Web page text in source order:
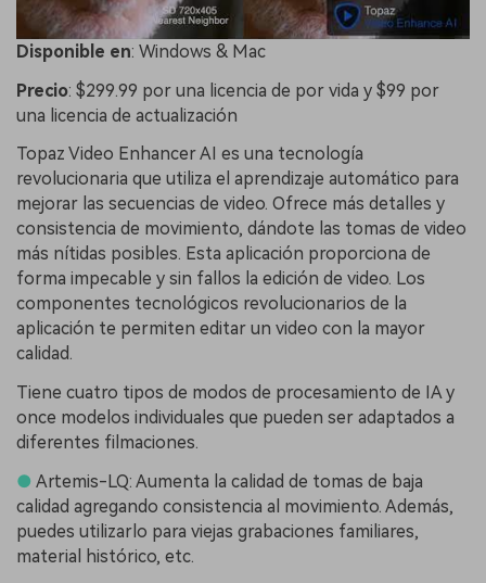
Disponible en: Windows & Mac
Precio: $299.99 por una licencia de por vida y $99 por
una licencia de actualización
Topaz Video Enhancer AI es una tecnología
revolucionaria que utiliza el aprendizaje automático para
mejorar las secuencias de video. Ofrece más detalles y
consistencia de movimiento, dándote las tomas de video
más nítidas posibles. Esta aplicación proporciona de
forma impecable y sin fallos la edición de video. Los
componentes tecnológicos revolucionarios de la
aplicación te permiten editar un video con la mayor
calidad.
Tiene cuatro tipos de modos de procesamiento de IA y
once modelos individuales que pueden ser adaptados a
diferentes filmaciones.
● Artemis-LQ: Aumenta la calidad de tomas de baja
calidad agregando consistencia al movimiento. Además,
puedes utilizarlo para viejas grabaciones familiares,
material histórico, etc.